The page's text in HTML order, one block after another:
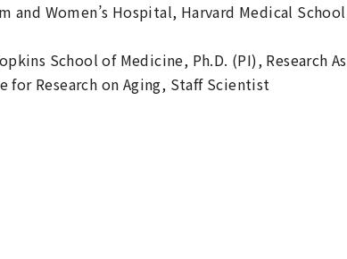
Women’s Hospital, Harvard Medical
School of Medicine, Ph.D. (PI), Research
Research on Aging, Staff Scientist